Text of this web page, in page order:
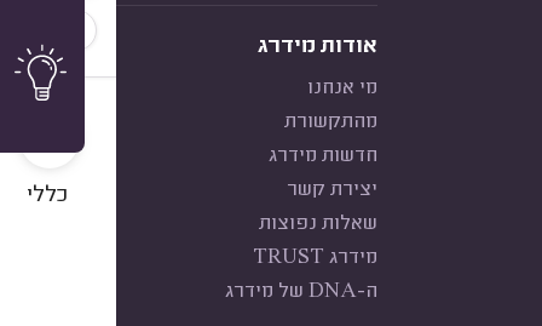
אודות מידרג
מי אנחנו
מהתקשורת
חדשות מידרג
יצירת קשר
שאלות נפוצות
מידרג TRUST
ה-DNA של מידרג
10
כללי